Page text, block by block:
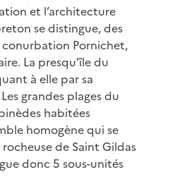
et l’architecture
se distingue, des
conurbation Pornichet,
La presqu’île du
à elle par sa
grandes plages du
habitées
homogène qui se
de Saint Gildas
donc 5 sous-unités